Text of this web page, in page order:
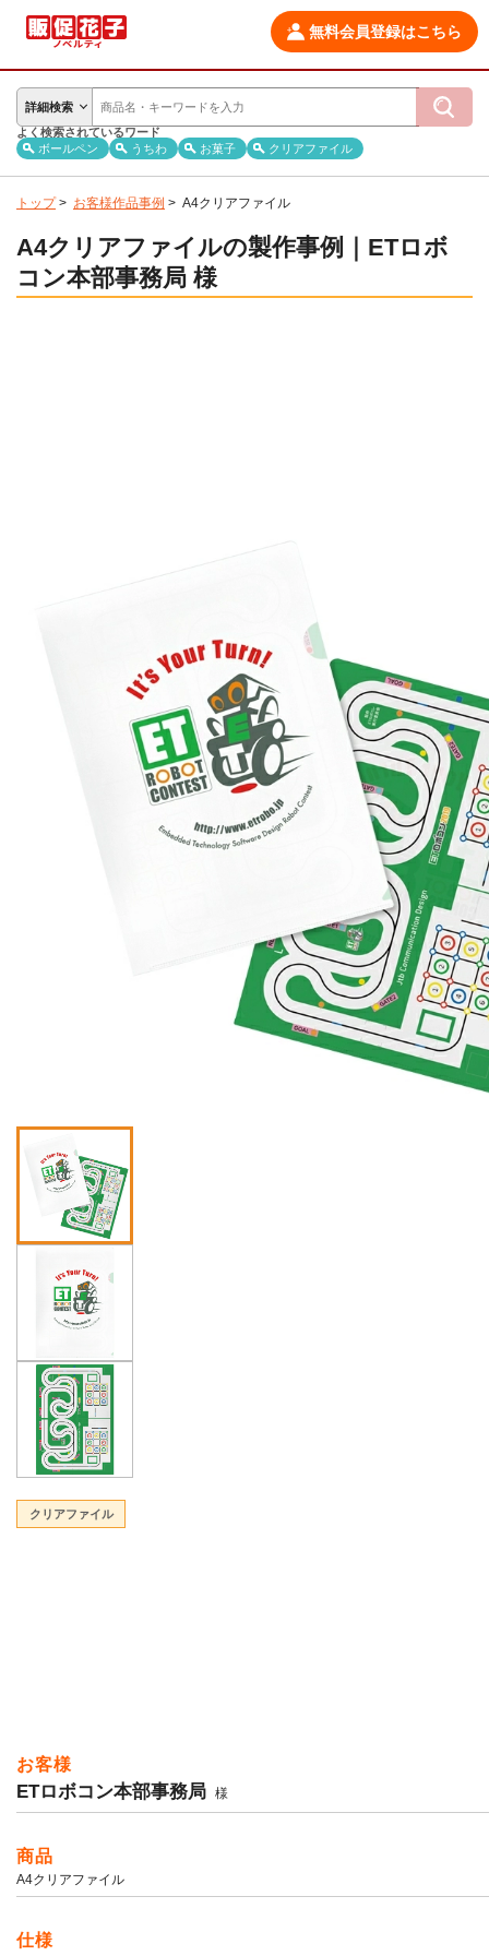
無料会員登録はこちら
詳細検索
よく検索されているワード
ボールペン
うちわ お菓子 クリアファイル
トップ> お客様作品事例 > A4クリアファイル
A4クリアファイルの製作事例｜ETロボ
コン本部事務局 様
クリアファイル
お客様
ETロボコン本部事務局 様
商品
A4クリアファイル
仕様